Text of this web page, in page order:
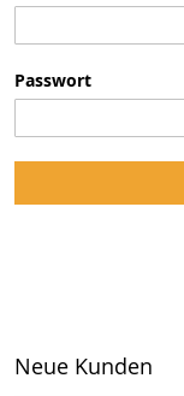
Passwort
Neue Kunden